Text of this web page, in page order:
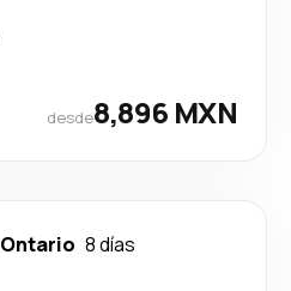
desde8,896 MXN
Ontario 8 días